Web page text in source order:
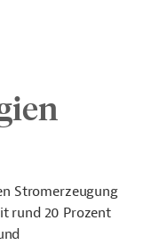
Stromerzeugung
rund 20 Prozent